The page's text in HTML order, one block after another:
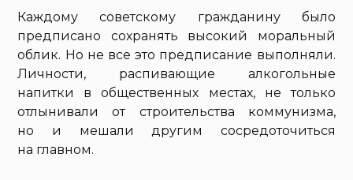
Каждому советскому гражданину было
предписано сохранять высокий моральный
облик. Но не все это предписание выполняли.
Личности, распивающие алкогольные
напитки в общественных местах, не только
отлынивали от строительства коммунизма,
но и мешали другим сосредоточиться
на главном.